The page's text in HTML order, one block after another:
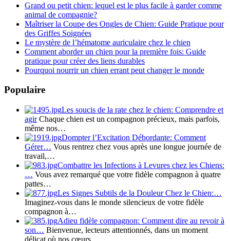
Grand ou petit chien: lequel est le plus facile à garder comme
animal de compagnie?
Maîtriser la Coupe des Ongles de Chien: Guide Pratique pour
des Griffes Soignées
Le mystère de l’hématome auriculaire chez le chien
Comment aborder un chien pour la première fois: Guide
pratique pour créer des liens durables
Pourquoi nourrir un chien errant peut changer le monde
Populaire
Les soucis de la rate chez le chien: Comprendre et
agirChaque chien est un compagnon précieux, mais parfois,
même nos…
Dompter l’Excitation Débordante: Comment
Gérer… Vous rentrez chez vous après une longue journée de
travail,…
Combattre les Infections à Levures chez les Chiens:
… Vous avez remarqué que votre fidèle compagnon à quatre
pattes…
Les Signes Subtils de la Douleur Chez le Chien:…
Imaginez-vous dans le monde silencieux de votre fidèle
compagnon à…
Adieu fidèle compagnon: Comment dire au revoir à
son… Bienvenue, lecteurs attentionnés, dans un moment